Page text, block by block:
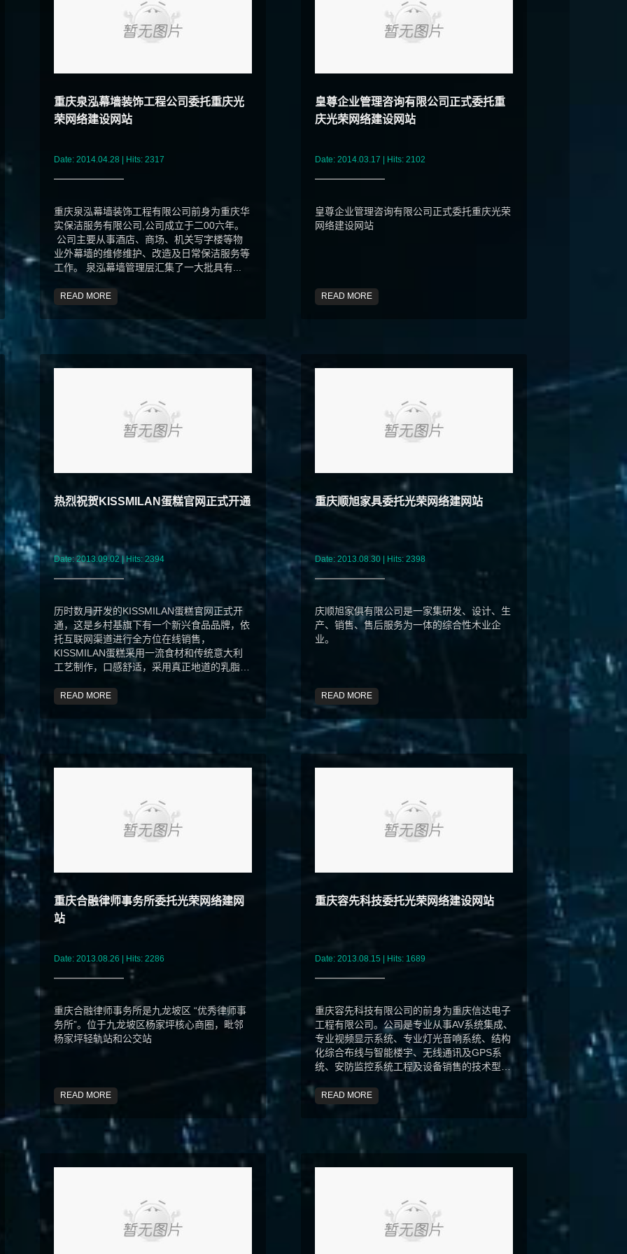
重庆泉泓幕墙装饰工程公司委托重庆光
荣网络建设网站
Date: 2014.04.28 | Hits: 2317
重庆泉泓幕墙装饰工程有限公司前身为重庆华
实保洁服务有限公司,公司成立于二00六年。
公司主要从事酒店、商场、机关写字楼等物
业外幕墙的维修维护、改造及日常保洁服务等
工作。 泉泓幕墙管理层汇集了一大批具有...
READ MORE
皇尊企业管理咨询有限公司正式委托重
庆光荣网络建设网站
Date: 2014.03.17 | Hits: 2102
皇尊企业管理咨询有限公司正式委托重庆光荣
网络建设网站
READ MORE
热烈祝贺KISSMILAN蛋糕官网正式开通
Date: 2013.09.02 | Hits: 2394
历时数月开发的KISSMILAN蛋糕官网正式开
通，这是乡村基旗下有一个新兴食品品牌，依
托互联网渠道进行全方位在线销售，
KISSMILAN蛋糕采用一流食材和传统意大利
工艺制作，口感舒适，采用真正地道的乳脂奶
READ MORE
重庆顺旭家具委托光荣网络建网站
Date: 2013.08.30 | Hits: 2398
庆顺旭家俱有限公司是一家集研发、设计、生
产、销售、售后服务为一体的综合性木业企
业。
READ MORE
重庆合融律师事务所委托光荣网络建网
站
Date: 2013.08.26 | Hits: 2286
重庆合融律师事务所是九龙坡区 “优秀律师事
务所”。位于九龙坡区杨家坪核心商圈，毗邻
杨家坪轻轨站和公交站
READ MORE
重庆容先科技委托光荣网络建设网站
Date: 2013.08.15 | Hits: 1689
重庆容先科技有限公司的前身为重庆信达电子
工程有限公司。公司是专业从事AV系统集成、
专业视频显示系统、专业灯光音响系统、结构
化综合布线与智能楼宇、无线通讯及GPS系
统、安防监控系统工程及设备销售的技术型公
READ MORE